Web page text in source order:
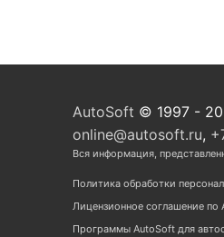
AutoSoft © 1997 -
online@autosoft.ru,
Вся информация,
Политика обработки
Лицензионное соглашение по
Программы AutoSoft для